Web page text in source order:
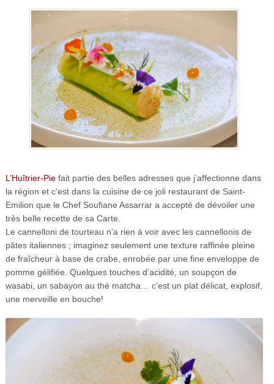
L’Huîtrier-Piefait partie des belles adresses que j’affectionne dans
la région et c’est dans la cuisine de ce joli restaurant de Saint-
Emilion que le Chef Soufiane Assarrar a accepté de dévoiler une
très belle recette de sa Carte.
Le cannelloni de tourteau n’a rien à voir avec les cannellonis de
pâtes italiennes ; imaginez seulement une texture raffinée pleine
de fraîcheur à base de crabe, enrobée par une fine enveloppe de
pomme gélifiée. Quelques touches d’acidité, un soupçon de
wasabi, un sabayon au thé matcha… c’est un plat délicat, explosif,
une merveille en bouche!